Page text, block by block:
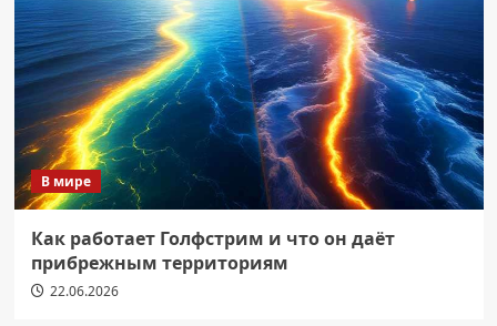
В мире
Как работает Голфстрим и что он даёт
прибрежным территориям
22.06.2026